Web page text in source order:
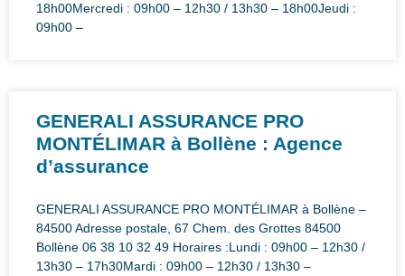
18h00Mercredi : 09h00 – 12h30 / 13h30 – 18h00Jeudi :
09h00 –
GENERALI ASSURANCE PRO
MONTÉLIMAR à Bollène : Agence
d’assurance
GENERALI ASSURANCE PRO MONTÉLIMAR à Bollène –
84500 Adresse postale, 67 Chem. des Grottes 84500
Bollène 06 38 10 32 49 Horaires :Lundi : 09h00 – 12h30 /
13h30 – 17h30Mardi : 09h00 – 12h30 / 13h30 –